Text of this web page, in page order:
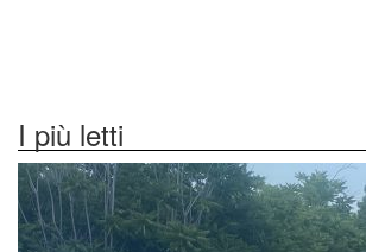
I più letti